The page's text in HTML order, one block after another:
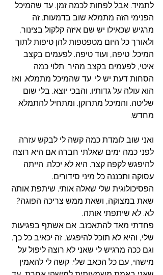
לתמיד. אבל לפחות לכמה זמן. עד שהמיכל
הפנימי הזה מתמלא שוב בדמעות. זה
מרגיש שכאילו יש שם איזה קלקול בצינור,
ולאורך כל היום מטפטפות להן טיפות לתוך
המיכל. טיפה, ועוד טיפה. לפעמים בקצב
איטי, לפעמים בקצב מהיר. תלוי כמה
הסחות דעת יש לי. עד שהמיכל מתמלא. ואז
הוא עולה על גדותיו. והבכי יוצא. בלי שום
שליטה. והמיכל מתרוקן. ומתחיל להתמלא
מחדש.
ואני שוב לומדת כמה קשה לי לבקש עזרה.
לפני כמה ימים שאלתי חברה אם היא רוצה
להיפגש לקפה קצר. היא לא יכלה. הייתה
עסוקה ותכננה כל מיני סידורים.
הפסיכולוגית שלי שאלה אותי. שיתפת אותה
שאת במצוקה, ושאת ממש צריכה הפוגה?
לא. לא שיתפתי אותה.
פחדתי מאד להתאכזב. אם אשתף בפגיעות
שלי, והיא לא תוכל להיפגש, זה יכאיב כל כך.
וגם ככה מרגיש לי שאני לא רוצה ליפול על
מישהי, עם כל הכאב שלי. קשה לי להאמין